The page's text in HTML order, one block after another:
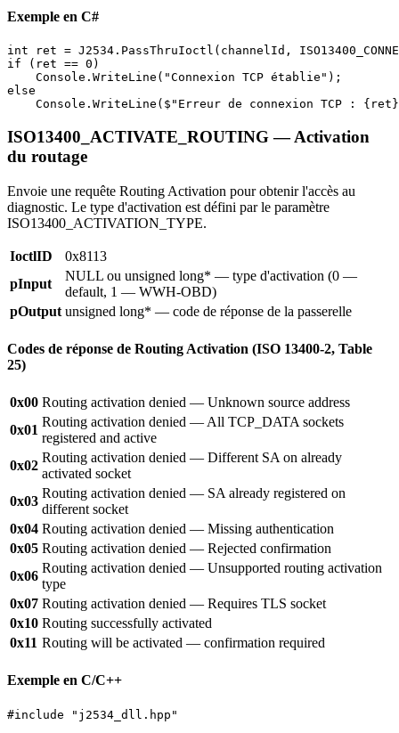
Exemple en C#
int ret = J2534.PassThruIoctl(channelId,
if (ret == 0)
    Console.WriteLine("Connexion TCP établie");
else
Console.WriteLine($"Erreur de connexion TCP :
ISO13400_ACTIVATE_ROUTING — Activation
du routage
Envoie une requête Routing Activation pour obtenir l'accès au
diagnostic. Le type d'activation est défini par le paramètre
ISO13400_ACTIVATION_TYPE.
IoctlID
0x8113
pInput
NULL ou unsigned long* — type d'activation (0 —
default, 1 — WWH-OBD)
pOutput unsigned long* — code de réponse de la passerelle
Codes de réponse de Routing Activation (ISO 13400-2, Table
25)
0x00 Routing activation denied — Unknown source address
0x01
Routing activation denied — All TCP_DATA sockets
registered and active
0x02
Routing activation denied — Different SA on already
activated socket
0x03
Routing activation denied — SA already registered on
different socket
0x04 Routing activation denied — Missing authentication
0x05 Routing activation denied — Rejected confirmation
0x06
Routing activation denied — Unsupported routing activation
type
0x07 Routing activation denied — Requires TLS socket
0x10 Routing successfully activated
0x11 Routing will be activated — confirmation required
Exemple en C/C++
#include "j2534_dll.hpp"